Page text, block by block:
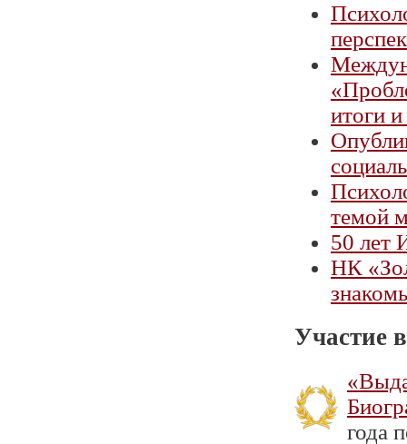
итоги
темой
50 лет
НК
Участие
года